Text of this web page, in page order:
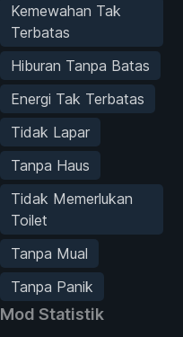
Kemewahan Tak
Terbatas
Hiburan Tanpa Batas
Energi Tak Terbatas
Tidak Lapar
Tanpa Haus
Tidak Memerlukan
Toilet
Tanpa Mual
Tanpa Panik
Mod Statistik